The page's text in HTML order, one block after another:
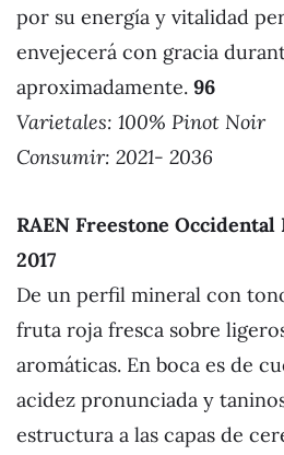
por su energía y vitalidad
envejecerá con gracia
aproximadamente. 96
Varietales: 100% Pinot Noir
Consumir: 2021- 2036
RAEN Freestone
2017
De un perfil mineral con
fruta roja fresca sobre
aromáticas. En boca es de
acidez pronunciada y
estructura a las capas de